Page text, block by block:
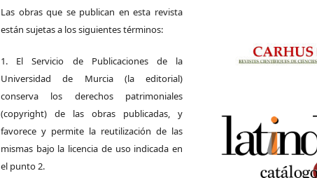
Las obras que se publican en esta revista
están sujetas a los siguientes términos:
1. El Servicio de Publicaciones de la
Universidad de Murcia (la editorial)
conserva los derechos patrimoniales
(copyright) de las obras publicadas, y
favorece y permite la reutilización de las
mismas bajo la licencia de uso indicada en
el punto 2.